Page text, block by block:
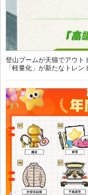
登山ブームが天猫でアウト
「軽量化」が新たなトレン